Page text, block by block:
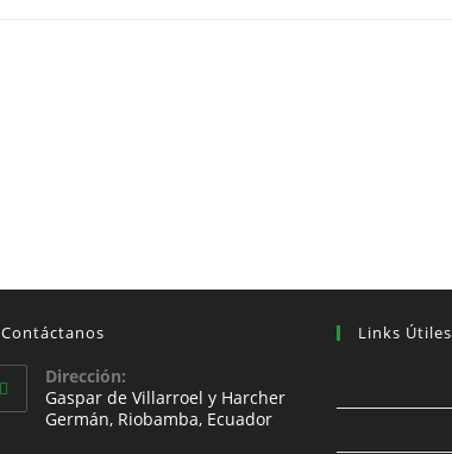
Contáctanos
Dirección:
Gaspar de Villarroel y Harcher
Germán, Riobamba, Ecuador
Links Útiles